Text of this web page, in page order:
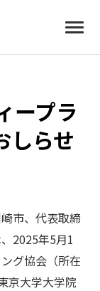
く
ープラ
しらせ
市、代表取締
2025年5月1
グ協会（所在
京大学大学院